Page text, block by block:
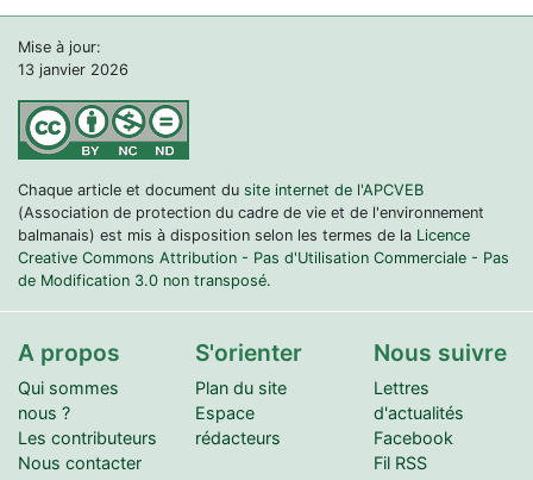
Mise à jour:
13 janvier 2026
Chaque article et document du site internet de l'APCVEB
(Association de protection du cadre de vie et de l'environnement
balmanais) est mis à disposition selon les termes de la Licence
Creative Commons Attribution - Pas d'Utilisation Commerciale - Pas
de Modification 3.0 non transposé.
A propos
Qui sommes
nous ?
Les contributeurs
Nous contacter
S'orienter
Plan du site
Espace
rédacteurs
Nous suivre
Lettres
d'actualités
Facebook
Fil RSS